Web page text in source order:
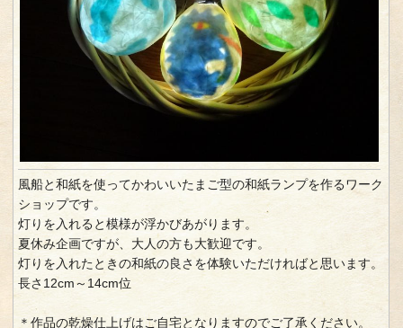
風船と和紙を使ってかわいいたまご型の和紙ランプを作るワーク
ショップです。
灯りを入れると模様が浮かびあがります。
夏休み企画ですが、大人の方も大歓迎です。
灯りを入れたときの和紙の良さを体験いただければと思います。
長さ12cm～14cm位
＊作品の乾燥仕上げはご自宅となりますのでご了承ください。